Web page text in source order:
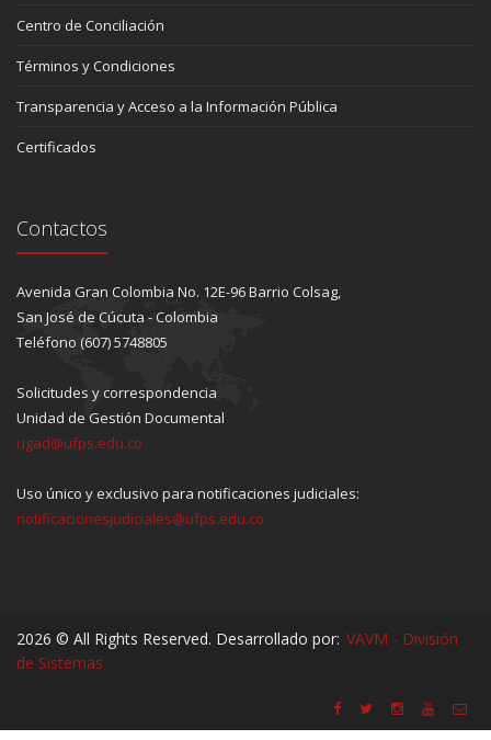
Centro de Conciliación
Términos y Condiciones
Transparencia y Acceso a la Información Pública
Certificados
Contactos
Avenida Gran Colombia No. 12E-96 Barrio Colsag,
San José de Cúcuta - Colombia
Teléfono (607) 5748805
Solicitudes y correspondencia
Unidad de Gestión Documental
ugad@ufps.edu.co
Uso único y exclusivo para notificaciones judiciales:
notificacionesjudiciales@ufps.edu.co
2026 © All Rights Reserved. Desarrollado por: VAVM - División
de Sistemas